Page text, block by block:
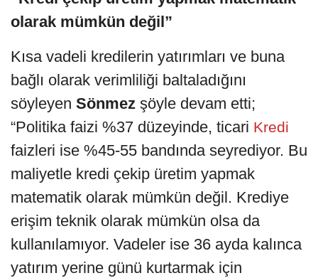
olarak mümkün değil”
Kısa vadeli kredilerin yatırımları ve buna
bağlı olarak verimliliği baltaladığını
söyleyen Sönmez şöyle devam etti;
“Politika faizi %37 düzeyinde, ticari Kredi
faizleri ise %45-55 bandında seyrediyor. Bu
maliyetle kredi çekip üretim yapmak
matematik olarak mümkün değil. Krediye
erişim teknik olarak mümkün olsa da
kullanılamıyor. Vadeler ise 36 ayda kalınca
yatırım yerine günü kurtarmak için